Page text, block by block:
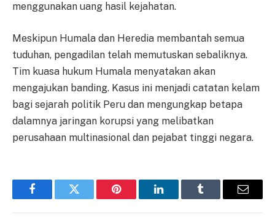
menggunakan uang hasil kejahatan.
Meskipun Humala dan Heredia membantah semua
tuduhan, pengadilan telah memutuskan sebaliknya.
Tim kuasa hukum Humala menyatakan akan
mengajukan banding. Kasus ini menjadi catatan kelam
bagi sejarah politik Peru dan mengungkap betapa
dalamnya jaringan korupsi yang melibatkan
perusahaan multinasional dan pejabat tinggi negara.
FacebookTwitter Pinterest LinkedInTumblr Email